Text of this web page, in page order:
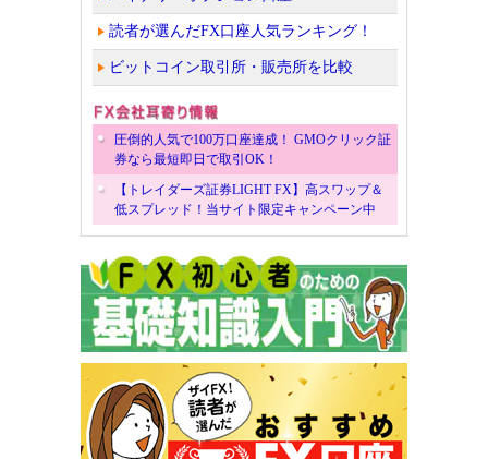
読者が選んだFX口座人気ランキング！
ビットコイン取引所・販売所を比較
圧倒的人気で100万口座達成！ GMOクリック証
券なら最短即日で取引OK！
【トレイダーズ証券LIGHT FX】高スワップ＆
低スプレッド！当サイト限定キャンペーン中